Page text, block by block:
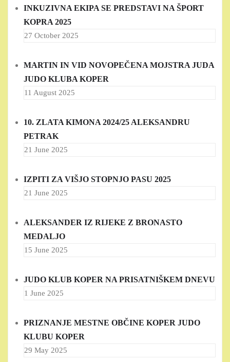
INKUZIVNA EKIPA SE PREDSTAVI NA ŠPORT
KOPRA 2025
27 October 2025
MARTIN IN VID NOVOPEČENA MOJSTRA JUDA
JUDO KLUBA KOPER
11 August 2025
10. ZLATA KIMONA 2024/25 ALEKSANDRU
PETRAK
21 June 2025
IZPITI ZA VIŠJO STOPNJO PASU 2025
21 June 2025
ALEKSANDER IZ RIJEKE Z BRONASTO
MEDALJO
15 June 2025
JUDO KLUB KOPER NA PRISATNIŠKEM DNEVU
1 June 2025
PRIZNANJE MESTNE OBČINE KOPER JUDO
KLUBU KOPER
29 May 2025